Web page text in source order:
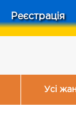
Реєстрація
Усі